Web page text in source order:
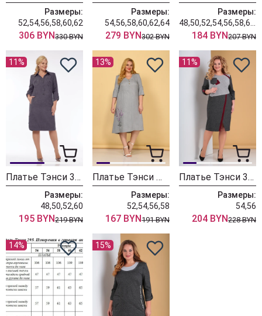
Размеры:
52,54,56,58,60,62
306 BYN330 BYN
Размеры:
54,56,58,60,62,64
279 BYN302 BYN
Размеры:
184 BYN207 BYN
11%
Платье Тэнси 358 серо-фиолетовый
Размеры:
48,50,52,60
195 BYN219 BYN
13%
Платье Тэнси М-334 серый
Размеры:
52,54,56,58
167 BYN191 BYN
11%
Платье Тэнси 303
Размеры:
54,56
204 BYN228 BYN
14% 15%